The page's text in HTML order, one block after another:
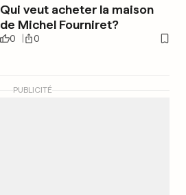
Qui veut acheter la maison
de Michel Fourniret?
0 0
PUBLICITÉ